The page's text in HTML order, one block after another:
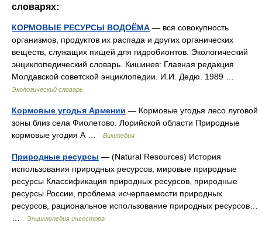
словарях:
КОРМОВЫЕ РЕСУРСЫ ВОДОЁМА — вся совокупность
организмов, продуктов их распада и других органических
веществ, служащих пищей для гидробионтов. Экологический
энциклопедический словарь. Кишинев: Главная редакция
Молдавской советской энциклопедии. И.И. Дедю. 1989 …
Экологический словарь
Кормовые угодья Армении — Кормовые угодья лесо луговой
зоны близ села Фиолетово. Лорийской области Природные
кормовые угодия А …
Википедия
Природные ресурсы — (Natural Resources) История
использования природных ресурсов, мировые природные
ресурсы Классификация природных ресурсов, природные
ресурсы России, проблема исчерпаемости природных
ресурсов, рациональное использование природных ресурсов…
Энциклопедия инвестора